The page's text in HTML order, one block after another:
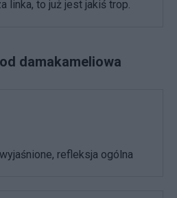
linka, to już jest jakiś trop.
damakameliowa
refleksja ogólna